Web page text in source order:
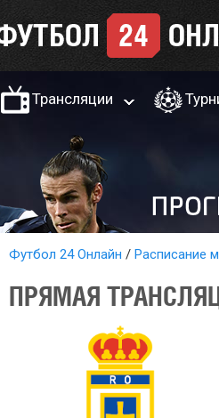
Трансляции
Футбол 24 Онлайн Расписание
ПРЯМАЯ